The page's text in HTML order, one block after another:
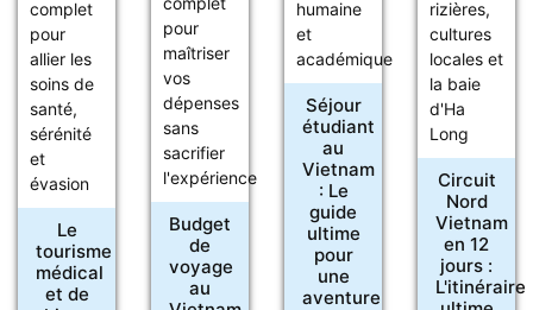
Le
tourisme
médical
et de
Budget
de
voyage
au
Séjour
étudiant
au
Vietnam
: Le
guide
ultime
pour
une
aventure
Circuit
Nord
Vietnam
en 12
jours :
L'itinéraire